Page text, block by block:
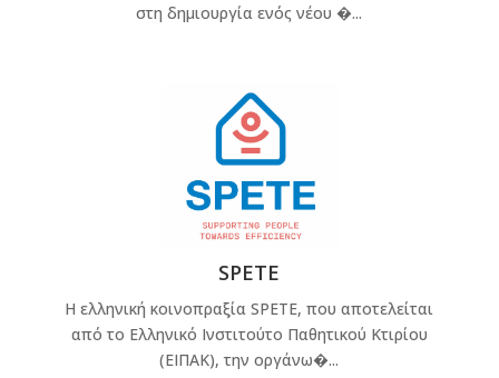
στη δημιουργία ενός νέου �...
SPETE
Η ελληνική κοινοπραξία SPETE, που αποτελείται
από το Ελληνικό Ινστιτούτο Παθητικού Κτιρίου
(ΕΙΠΑΚ), την οργάνω�...